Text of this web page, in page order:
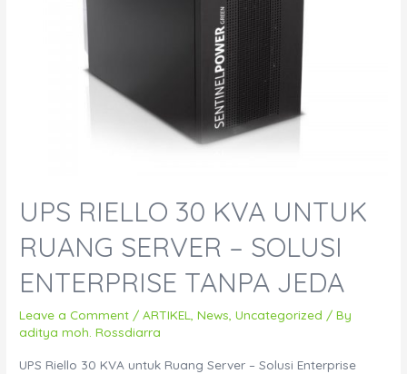
UPS RIELLO 30 KVA UNTUK
RUANG SERVER – SOLUSI
ENTERPRISE TANPA JEDA
Leave a Comment /ARTIKEL ,News ,Uncategorized / By
aditya moh. Rossdiarra
UPS Riello 30 KVA untuk Ruang Server – Solusi Enterprise